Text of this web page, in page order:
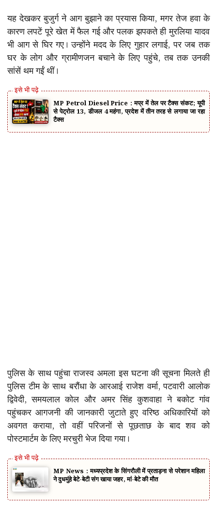
यह देखकर बुजुर्ग ने आग बुझाने का प्रयास किया, मगर तेज हवा के
कारण लपटें पूरे खेत में फैल गई और पलक झपकते ही मुरलिया यादव
भी आग से घिर गए। उन्होंने मदद के लिए गुहार लगाई, पर जब तक
घर के लोग और ग्रामीणजन बचाने के लिए पहुंचे, तब तक उनकी
सांसें थम गईं थीं।
MP Petrol Diesel Price : मप्र में तेल पर टैक्स संकट; यूपी
से पेट्रोल ₹13, डीजल ₹4 महंगा, प्रदेश में तीन तरह से लगाया जा रहा
टैक्स
पुलिस के साथ पहुंचा राजस्व अमला इस घटना की सूचना मिलते ही
पुलिस टीम के साथ बरौंधा के आरआई राजेश वर्मा, पटवारी आलोक
द्विवेदी, समयलाल कोल और अमर सिंह कुशवाहा ने बकोट गांव
पहुंचकर आगजनी की जानकारी जुटाते हुए वरिष्ठ अधिकारियों को
अवगत कराया, तो वहीं परिजनों से पूछताछ के बाद शव को
पोस्टमार्टम के लिए मरचुरी भेज दिया गया।
MP News : मध्यप्रदेश के सिंगरौली में प्रताड़ना से परेशान महिला
ने दुधमुंहे बेटे-बेटी संग खाया जहर, मां-बेटे की मौत